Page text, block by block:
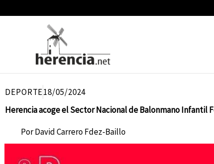
DEPORTE18/05/2024
Herencia acoge el Sector Nacional de Balonmano Infantil
PorDavid Carrero Fdez-Baillo